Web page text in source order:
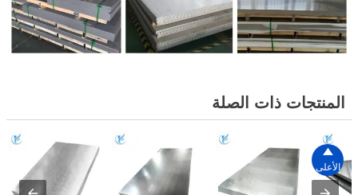
المنتجات ذات الصلة

الأعلى